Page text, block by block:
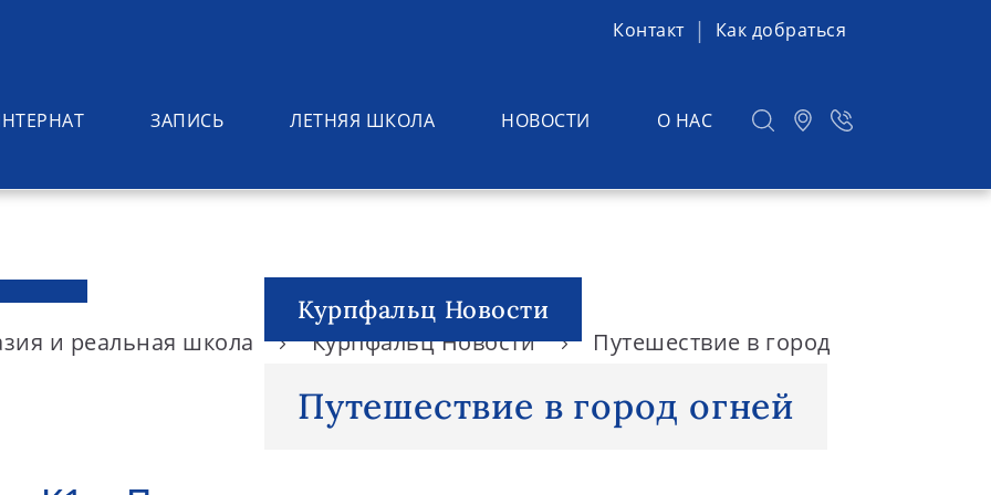
Контакт Как добраться
ЗАПИСЬ ЛЕТНЯЯ ШКОЛА НОВОСТИ О НАС
Курпфальц Новости
Путешествие в город огней
и реальная школа Курпфальц Новости
Путешествие в город